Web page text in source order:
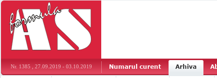
Nr. 1385 , 27.09.2019 - 03.10.2019 Numarul curent Arhiva